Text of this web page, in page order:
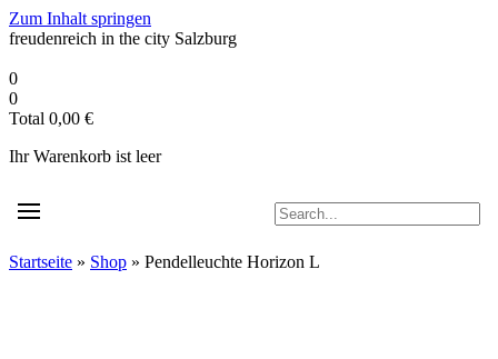
Zum Inhalt springen
freudenreich in the city Salzburg
0
0
Total 0,00 €
Ihr Warenkorb ist leer
Startseite » Shop » Pendelleuchte Horizon L